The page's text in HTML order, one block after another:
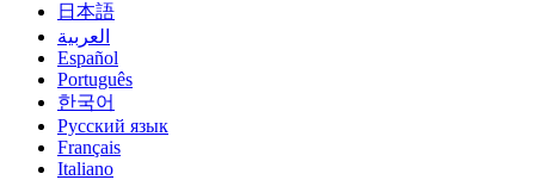
日本語
العربية
Español
Português
한국어
Русский язык
Français
Italiano